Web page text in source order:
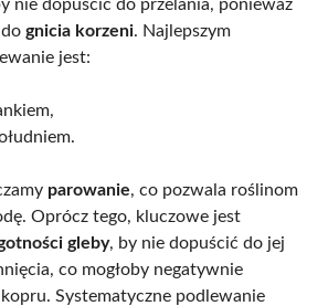
nie dopuścić do przelania, ponieważ
gnicia korzeni. Najlepszym
jest:
parowanie, co pozwala roślinom
Oprócz tego, kluczowe jest
gleby, by nie dopuścić do jej
co mogłoby negatywnie
Systematyczne podlewanie